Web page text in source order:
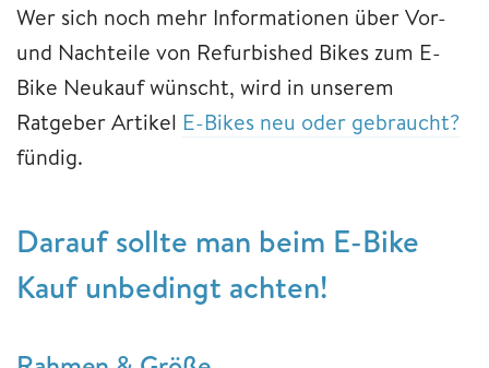
Wer sich noch mehr Informationen über Vor-
und Nachteile von Refurbished Bikes zum E-
Bike Neukauf wünscht, wird in unserem
Ratgeber Artikel E-Bikes neu oder gebraucht?
fündig.
Darauf sollte man beim E-Bike
Kauf unbedingt achten!